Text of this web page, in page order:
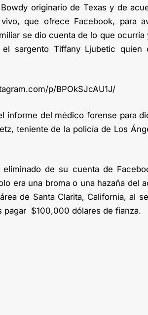
originario de Texas y de
que ofrece Facebook, para
se dio cuenta de lo que ocurría
el sargento Tiffany Ljubetic quien
p/BPOkSJcAU1J/
informe del médico forense para
teniente de la policía de Los
de su cuenta de
era una broma o una hazaña del
de Santa Clarita, California, al
pagar $100,000 dólares de fianza.